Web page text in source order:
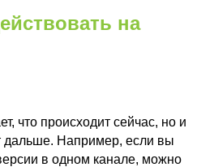
на
что происходит сейчас, но и
дальше. Например, если вы
в одном канале, можно